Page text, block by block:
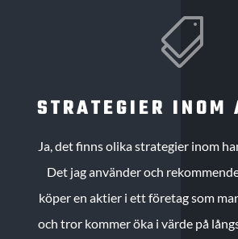

STRATEGIER INOM
Ja, det finns olika strategier inom
Det jag använder och
köper en aktier i ett företag som
och tror kommer öka i värde på